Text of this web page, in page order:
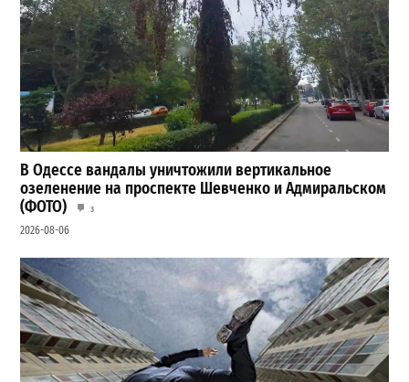
В Одессе вандалы уничтожили вертикальное
озеленение на проспекте Шевченко и Адмиральском
(ФОТО)
3
2026-08-06